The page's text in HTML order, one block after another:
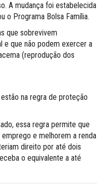
A mudança foi estabelecida
o Programa Bolsa Família.
que sobrevivem
e que não podem exercer a
(reprodução dos
na regra de proteção
essa regra permite que
e melhorem a renda
direito por até dois
o equivalente a até